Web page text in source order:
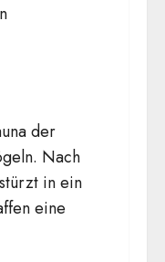
der
Nach
in ein
eine